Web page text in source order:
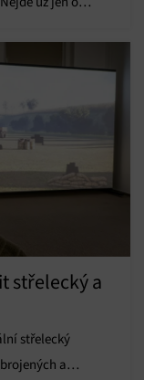
a
Vždy aktivní
střelecký a
střelecký
a